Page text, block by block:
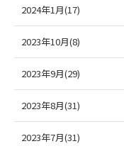
2024年1月(17)
2023年10月(8)
2023年9月(29)
2023年8月(31)
2023年7月(31)